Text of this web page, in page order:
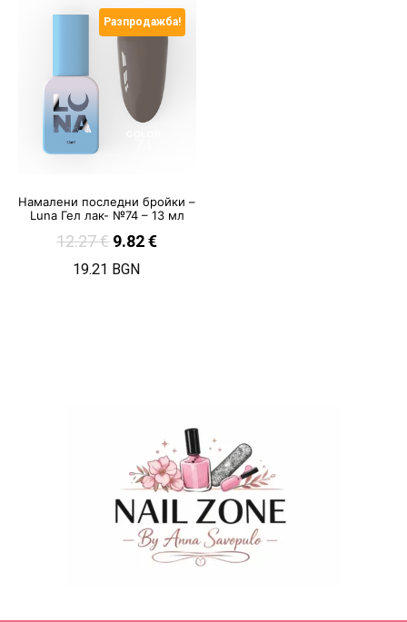
Разпродажба!
Намалени последни бройки –
Luna Гел лак- №74 – 13 мл
12.27€ 9.82€
19.21 BGN